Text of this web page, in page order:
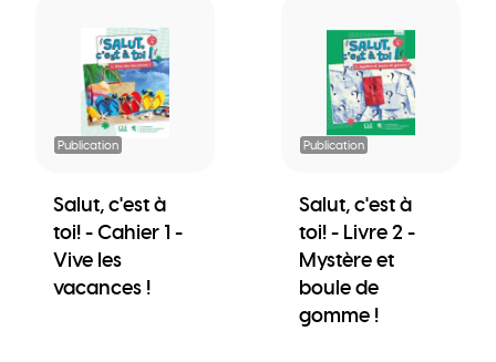
Publication
Salut, c'est à
toi! - Cahier 1 -
Vive les
vacances !
Publication
Salut, c'est à
toi! - Livre 2 -
Mystère et
boule de
gomme !